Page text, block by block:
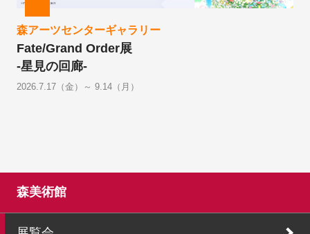
森アーツセンターギャラリー
Fate/Grand Order展
-星見の回廊-
2026.7.17（金）～ 9.14（月）
森美術館